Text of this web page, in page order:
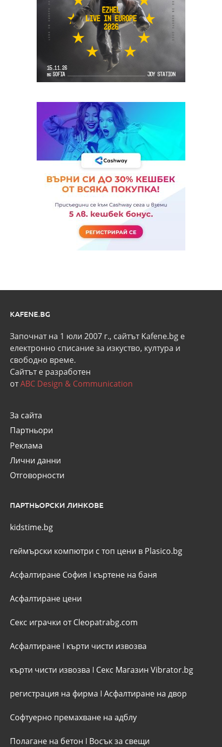
KAFENE.BG
Започнат на 1 юли 2007 г., сайтът Kafene.bg e
eлектронно списание за изкуство, култура и
свободно време.
Сайтът е разработен
отABC Design & Communication
За сайта
Партньори
Реклама
Лични данни
Отговорности
ПАРТНЬОРСКИ ЛИНКОВЕ
kidstime.bg
геймърски компютри с топ цени в Plasico.bg
Асфалтиране София I къртене на баня
Асфалтиране цени
Секс играчки от Cleopatrabg.com
Асфалтиране I кърти чисти извозва
кърти чисти извозва I Секс Магазин Vibrator.bg
регистрация на фирма I Асфалтиране на двор
Софтуерно премахване на адблу
Полагане на бетон I Восък за свещи